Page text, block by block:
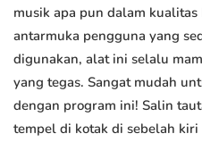
musik apa pun dalam
antarmuka pengguna yang
digunakan, alat ini selalu
yang tegas. Sangat mudah
dengan program ini! Salin
tempel di kotak di sebelah